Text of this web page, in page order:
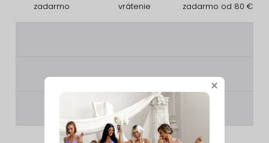
zadarmo
vrátenie
zadarmo od 80 €
________
×